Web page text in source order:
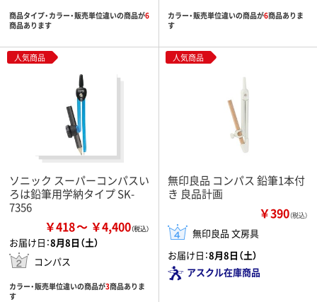
商品タイプ・カラー・販売単位違いの商品が6
商品あります
カラー・販売単位違いの商品が6商品ありま
す
人気商品
ソニック スーパーコンパスい
ろは鉛筆用学納タイプ SK-
7356
￥418 ￥4,400
お届け日：8月8日（土）
コンパス
カラー・販売単位違いの商品が3商品ありま
す
人気商品
無印良品 コンパス 鉛筆1本付
き 良品計画
￥390（税込）
無印良品 文房具
お届け日：8月8日（土）
アスクル在庫商品